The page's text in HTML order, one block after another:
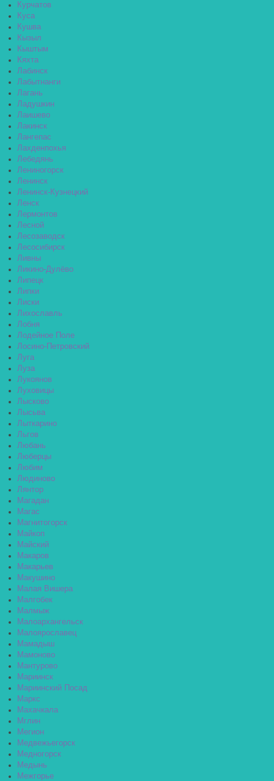
Курчатов
Куса
Кушва
Кызыл
Кыштым
Кяхта
Лабинск
Лабытнанги
Лагань
Ладушкин
Лаишево
Лакинск
Лангепас
Лахденпохья
Лебедянь
Лениногорск
Ленинск
Ленинск-Кузнецкий
Ленск
Лермонтов
Лесной
Лесозаводск
Лесосибирск
Ливны
Ликино-Дулёво
Липецк
Липки
Лиски
Лихославль
Лобня
Лодейное Поле
Лосино-Петровский
Луга
Луза
Лукоянов
Луховицы
Лысково
Лысьва
Лыткарино
Льгов
Любань
Люберцы
Любим
Людиново
Лянтор
Магадан
Магас
Магнитогорск
Майкоп
Майский
Макаров
Макарьев
Макушино
Малая Вишера
Малгобек
Малмыж
Малоархангельск
Малоярославец
Мамадыш
Мамоново
Мантурово
Мариинск
Мариинский Посад
Маркс
Махачкала
Мглин
Мегион
Медвежьегорск
Медногорск
Медынь
Межгорье